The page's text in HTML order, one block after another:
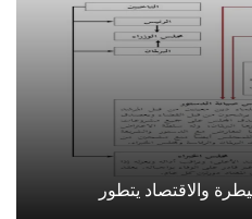
والاقتصاد يتطور